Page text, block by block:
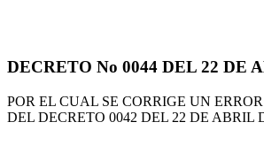
DECRETO No 0044 DEL 22 DE
POR EL CUAL SE CORRIGE UN
DEL DECRETO 0042 DEL 22 DE ABRIL